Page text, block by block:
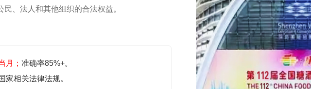
、法人和其他组织的合法权益。
月； 准确率85%+。
家相关法律法规。